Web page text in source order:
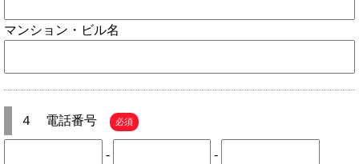
マンション・ビル名
４ 電話番号 必須
- -